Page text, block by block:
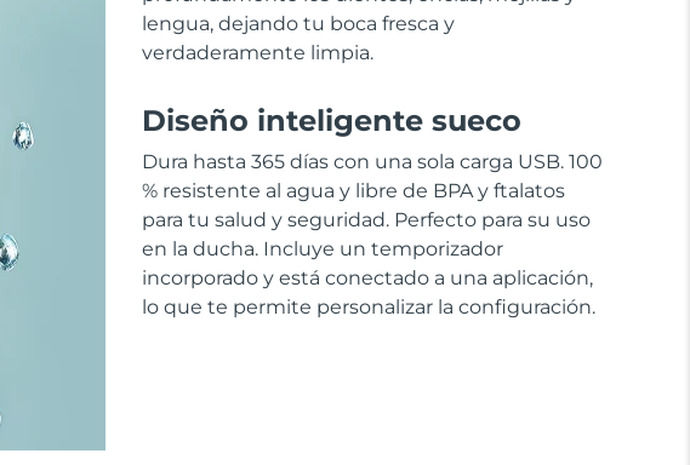
lengua, dejando tu boca fresca y
verdaderamente limpia.
Diseño inteligente sueco
Dura hasta 365 días con una sola carga USB. 100
% resistente al agua y libre de BPA y ftalatos
para tu salud y seguridad. Perfecto para su uso
en la ducha. Incluye un temporizador
incorporado y está conectado a una aplicación,
lo que te permite personalizar la configuración.